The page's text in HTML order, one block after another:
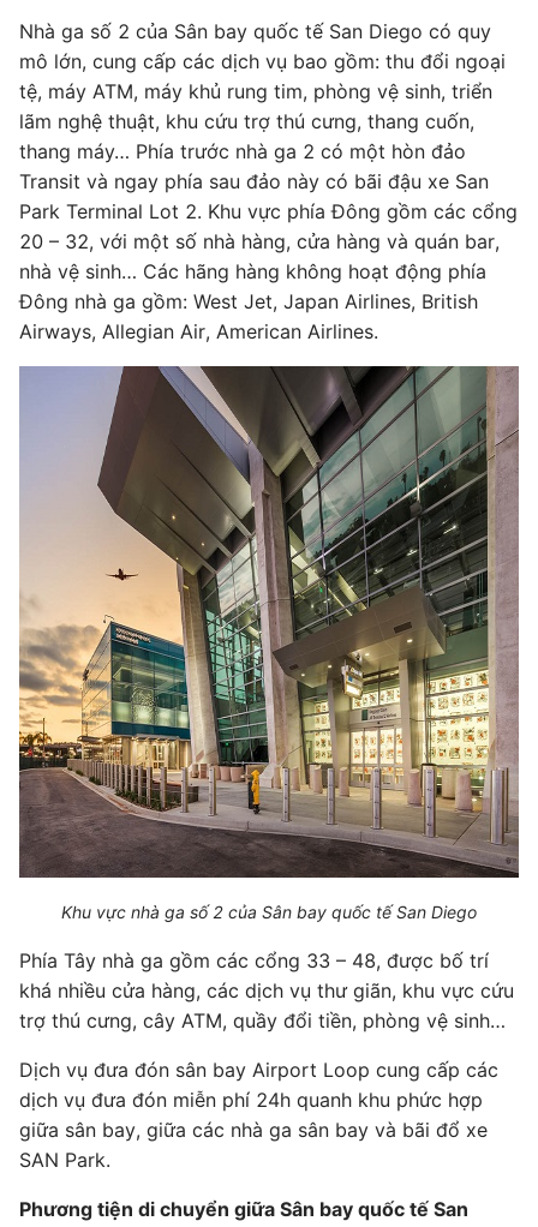
Nhà ga số 2 của Sân bay quốc tế San Diego có quy
mô lớn, cung cấp các dịch vụ bao gồm: thu đổi ngoại
tệ, máy ATM, máy khủ rung tim, phòng vệ sinh, triển
lãm nghệ thuật, khu cứu trợ thú cưng, thang cuốn,
thang máy… Phía trước nhà ga 2 có một hòn đảo
Transit và ngay phía sau đảo này có bãi đậu xe San
Park Terminal Lot 2. Khu vực phía Đông gồm các cổng
20 – 32, với một số nhà hàng, cửa hàng và quán bar,
nhà vệ sinh… Các hãng hàng không hoạt động phía
Đông nhà ga gồm: West Jet, Japan Airlines, British
Airways, Allegian Air, American Airlines.
Khu vực nhà ga số 2 của Sân bay quốc tế San Diego
Phía Tây nhà ga gồm các cổng 33 – 48, được bố trí
khá nhiều cửa hàng, các dịch vụ thư giãn, khu vực cứu
trợ thú cưng, cây ATM, quầy đổi tiền, phòng vệ sinh…
Dịch vụ đưa đón sân bay Airport Loop cung cấp các
dịch vụ đưa đón miễn phí 24h quanh khu phức hợp
giữa sân bay, giữa các nhà ga sân bay và bãi đổ xe
SAN Park.
Phương tiện di chuyển giữa Sân bay quốc tế San